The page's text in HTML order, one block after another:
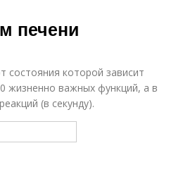
печени
которой зависит
жизненно важных функций, а в
(в секунду).